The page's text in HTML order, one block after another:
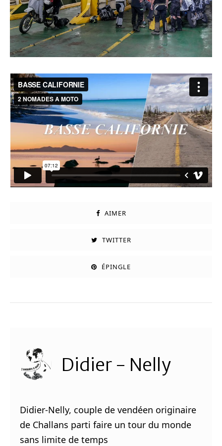
AIMER
TWITTER
ÉPINGLE
Didier - Nelly
Didier-Nelly, couple de vendéen originaire
de Challans parti faire un tour du monde
sans limite de temps